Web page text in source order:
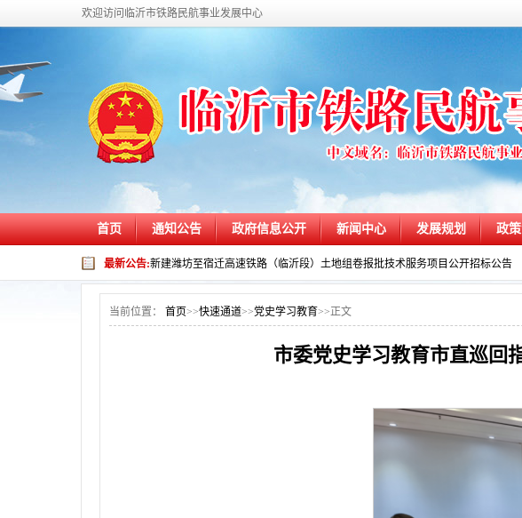
欢迎访问临沂市铁路民航事业发展中心
首页 通知公告 政府信息公开 新闻中心 发展规划 政
最新公告:新建潍坊至宿迁高速铁路（临沂段）土地组卷报批技术服务项目公开招标公告
当前位置： 首页>>快速通道>>党史学习教育>>正文
市委党史学习教育市直巡回